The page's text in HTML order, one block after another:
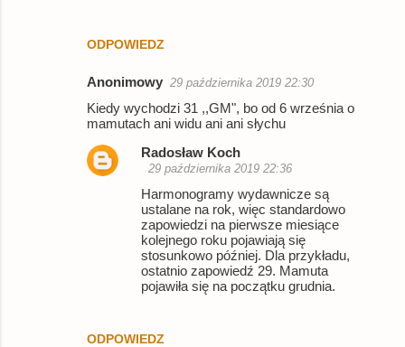
ODPOWIEDZ
Anonimowy 29 października 2019 22:30
Kiedy wychodzi 31 ,,GM", bo od 6 września o
mamutach ani widu ani ani słychu
ODPOWIEDZ
Radosław Koch
29 października 2019 22:36
Harmonogramy wydawnicze są
ustalane na rok, więc standardowo
zapowiedzi na pierwsze miesiące
kolejnego roku pojawiają się
stosunkowo później. Dla przykładu,
ostatnio zapowiedź 29. Mamuta
pojawiła się na początku grudnia.